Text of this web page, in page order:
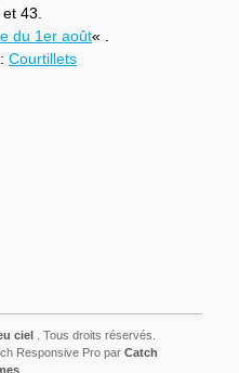
43.
du 1er août« .
Courtillets
ciel
. Tous droits réservés.
Responsive Pro par Catch